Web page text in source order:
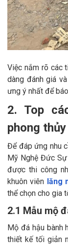
Việc nắm rõ các
dàng đánh giá
ưng ý nhất để
2. Top
phong
Để đáp ứng nhu
Mỹ Nghệ Đức
được thi công
khuôn viên lăng
thể chọn cho gia
2.1 Mẫu mộ
Mộ đá hậu bành
thiết kế tối giản